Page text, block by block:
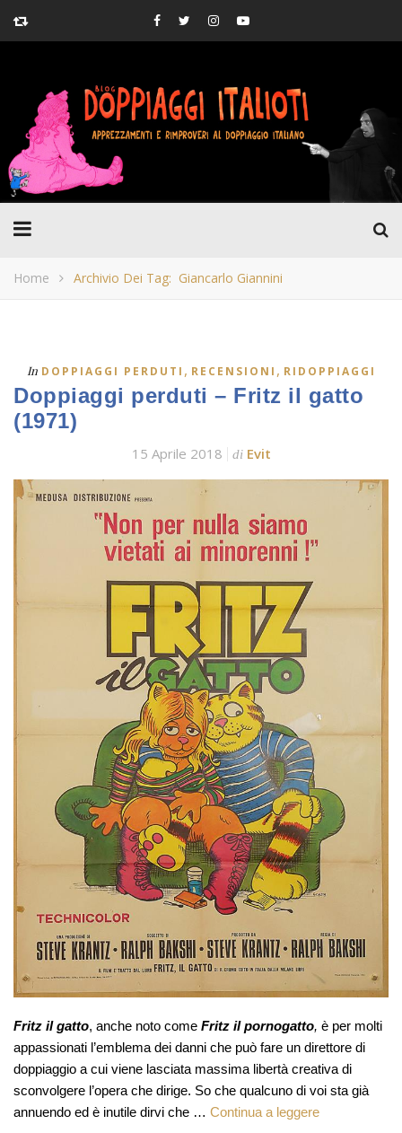
Home Archivio Dei Tag: Giancarlo Giannini
In DOPPIAGGI PERDUTI , RECENSIONI , RIDOPPIAGGI
Doppiaggi perduti – Fritz il gatto
(1971)
15 Aprile 2018 di Evit
Fritz il gatto, anche noto come Fritz il pornogatto, è per molti
appassionati l’emblema dei danni che può fare un direttore di
doppiaggio a cui viene lasciata massima libertà creativa di
sconvolgere l’opera che dirige. So che qualcuno di voi sta già
annuendo ed è inutile dirvi che … Continua a leggere